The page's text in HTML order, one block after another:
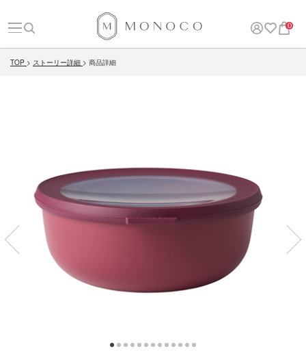
0
TOP ストーリー詳細 商品詳細